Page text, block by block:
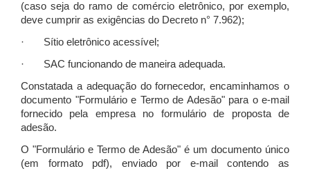
(caso seja do ramo de comércio eletrônico, por exemplo,
deve cumprir as exigências do Decreto n° 7.962);
· Sítio eletrônico acessível;
· SAC funcionando de maneira adequada.
Constatada a adequação do fornecedor, encaminhamos o
documento "Formulário e Termo de Adesão" para o e-mail
fornecido pela empresa no formulário de proposta de
adesão.
O "Formulário e Termo de Adesão" é um documento único
(em formato pdf), enviado por e-mail contendo as